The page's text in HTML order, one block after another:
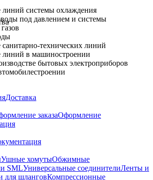
линий системы охлаждения
под давлением и системы
технических линий
линий в машиностроении
бытовых электроприборов
Доставка
заказаОформление
Ушные хомутыОбжимные
SMLУниверсальные соединителиЛенты и
для шланговКомпрессионные